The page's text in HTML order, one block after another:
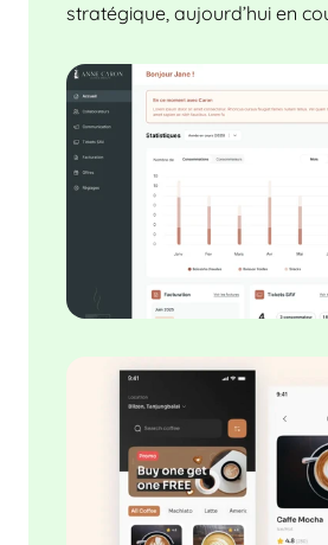
stratégique, aujourd’hui en